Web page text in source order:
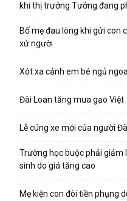
khi thị trưởng Tưởng đang
Bố mẹ đau lòng khi gửi con
xứ người
Xót xa cảnh em bé ngủ
Đài Loan tăng mua gạo Việt
Lễ cúng xe mới của người
Trường học buộc phải
sinh do giá tăng cao
Mẹ kiện con đòi tiền phụng